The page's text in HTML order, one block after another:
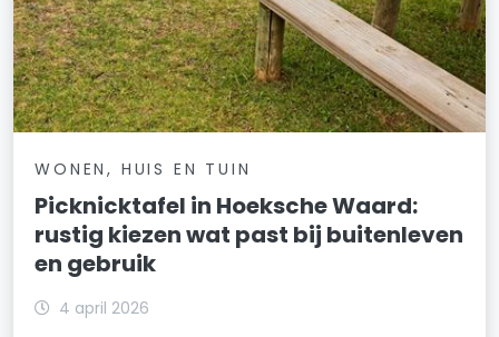
WONEN, HUIS EN TUIN
Picknicktafel in Hoeksche Waard:
rustig kiezen wat past bij buitenleven
en gebruik
4 april 2026